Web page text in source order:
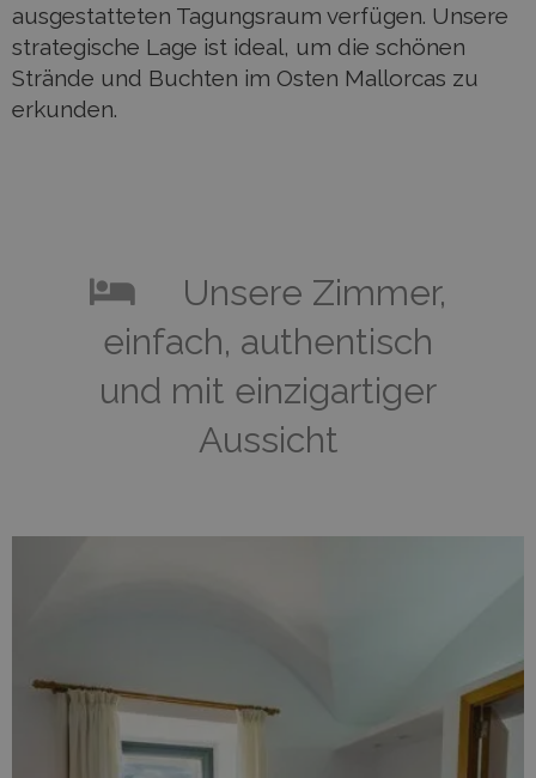
ausgestatteten Tagungsraum verfügen. Unsere
strategische Lage ist ideal, um die schönen
Strände und Buchten im Osten Mallorcas zu
erkunden.
Unsere Zimmer,
einfach, authentisch
und mit einzigartiger
Aussicht